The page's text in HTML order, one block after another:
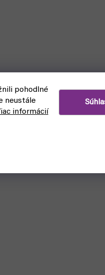
pohodlné
neustále
informácií